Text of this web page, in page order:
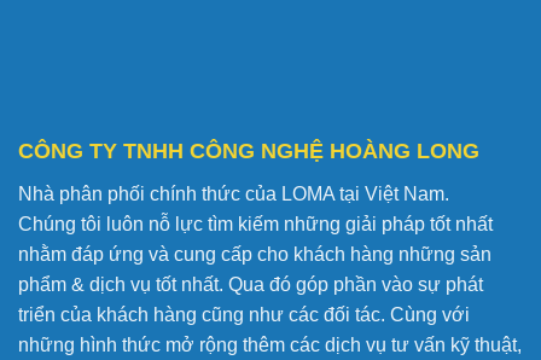
CÔNG TY TNHH CÔNG NGHỆ HOÀNG LONG
Nhà phân phối chính thức của LOMA tại Việt Nam.
Chúng tôi luôn nỗ lực tìm kiếm những giải pháp tốt nhất
nhằm đáp ứng và cung cấp cho khách hàng những sản
phẩm & dịch vụ tốt nhất. Qua đó góp phần vào sự phát
triển của khách hàng cũng như các đối tác. Cùng với
những hình thức mở rộng thêm các dịch vụ tư vấn kỹ thuật,